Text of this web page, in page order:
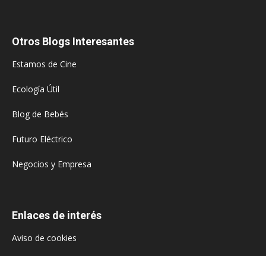
Otros Blogs Interesantes
Estamos de Cine
Ecología Útil
Blog de Bebés
Futuro Eléctrico
Negocios y Empresa
Enlaces de interés
Aviso de cookies